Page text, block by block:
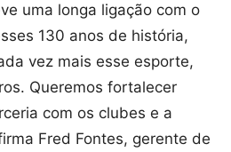
uma longa ligação com o
130 anos de história,
vez mais esse esporte,
Queremos fortalecer
com os clubes e a
Fred Fontes, gerente de